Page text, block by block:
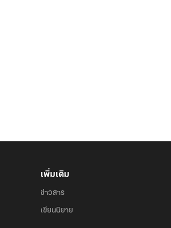
เพิ่มเติม
ข่าวสาร
เขียนนิยาย